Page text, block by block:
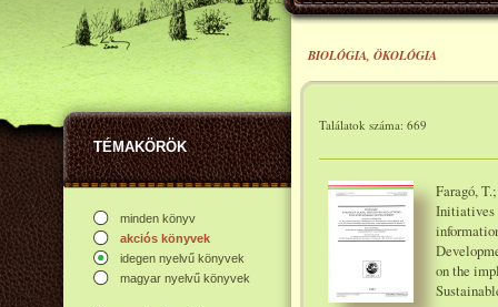
TÉMAKÖRÖK
minden könyv
akciós könyvek
idegen nyelvű könyvek
magyar nyelvű könyvek
BIOLÓGIA, ÖKOLÓGIA
Találatok száma: 669
Faragó,
Initiatives
on the